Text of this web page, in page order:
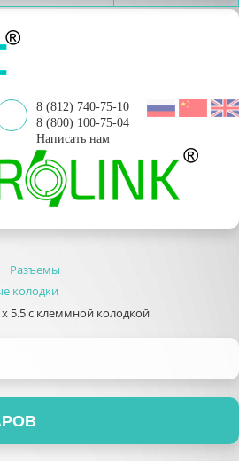
8 (812) 740-75-10
8 (800) 100-75-04
Написать нам
Разъемы
колодки
5.5 с клеммной колодкой